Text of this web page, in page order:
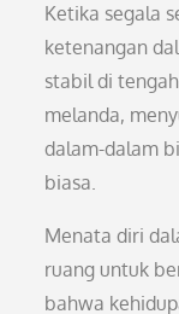
Ketika segala
ketenangan
stabil di
melanda,
dalam-dalam
biasa.
Menata diri
ruang untuk
bahwa